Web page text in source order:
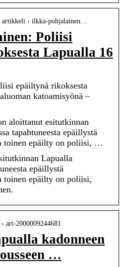
artikkeli › ilkka-pohjalainen…
Poliisi
Lapualla 16
epäiltynä rikoksesta
katoamisyönä –
aloittanut esitutkinnan
tapahtuneesta epäillystä
toinen epäilty on poliisi, …
Lapualla
epäillystä
toinen epäilty on poliisi,
art-2000009244681
kadonneen
…